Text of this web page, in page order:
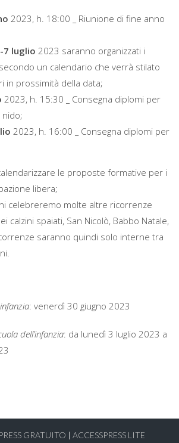
2023, h. 18:00 _ Riunione di fine anno
7 luglio 2023 saranno organizzati i
un calendario che verrà stilato
in prossimità della data;
2023, h. 15:30 _ Consegna diplomi per
nido;
2023, h. 16:00 _ Consegna diplomi per
le proposte formative per i
libera;
celebreremo molte altre ricorrenze
calzini spaiati, San Nicolò, Babbo Natale,
saranno quindi solo interne tra
: venerdì 30 giugno 2023
dell’infanzia: da lunedì 3 luglio 2023 a
GRATUITO | ACCESSPRESS LITE